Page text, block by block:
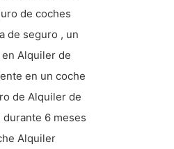
de coches
de seguro , un
Alquiler de
en un coche
de Alquiler de
6 meses
Alquiler